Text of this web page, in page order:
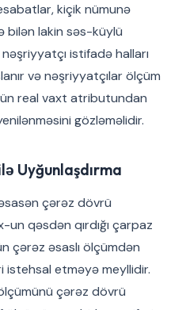
kiçik nümunə
bilən lakin səs-küylü
istifadə halları
və nəşriyyatçılar ölçüm
real vaxt atributundan
gözləməlidir.
Uyğunlaşdırma
çərəz dövrü
qəsdən qırdığı çarpaz
çərəz əsaslı ölçümdən
istehsal etməyə meyllidir.
çərəz dövrü